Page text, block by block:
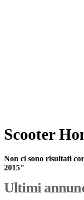
Scooter
Non ci sono risultati
2015"
Ultimi